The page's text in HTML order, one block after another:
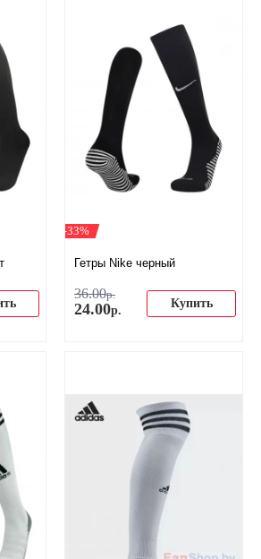
-33%
Гетры Nike черный
36.00р.
24.00р. Купить